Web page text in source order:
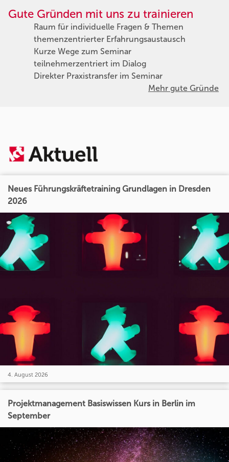
Gute Gründen mit uns zu trainieren
Raum für individuelle Fragen & Themen
themenzentrierter Erfahrungsaustausch
Kurze Wege zum Seminar
teilnehmerzentriert im Dialog
Direkter Praxistransfer im Seminar
Mehr gute Gründe
Neues Führungskräftetraining Grundlagen in Dresden
2026
4. August 2026
Projektmanagement Basiswissen Kurs in Berlin im
September